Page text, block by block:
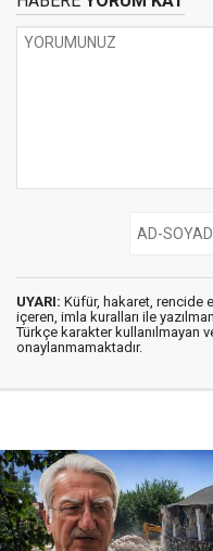
UYARI: Küfür, hakaret, rencide
içeren, imla kuralları ile
Türkçe karakter kullanılmayan
onaylanmamaktadır.